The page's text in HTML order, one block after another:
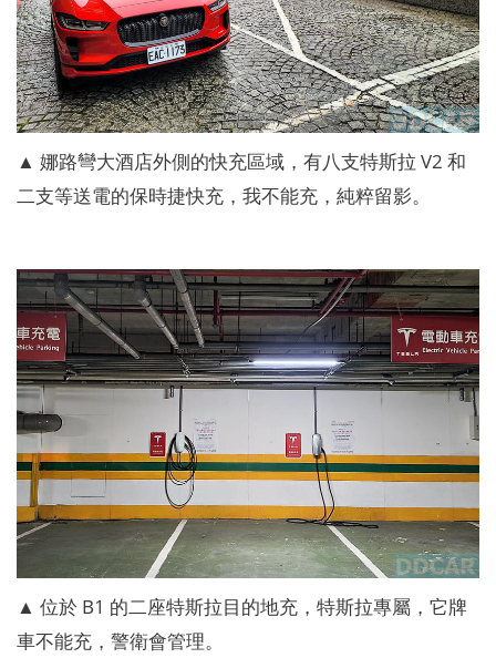
▲ 娜路彎大酒店外側的快充區域，有八支特斯拉 V2 和
二支等送電的保時捷快充，我不能充，純粹留影。
▲ 位於 B1 的二座特斯拉目的地充，特斯拉專屬，它牌
車不能充，警衛會管理。